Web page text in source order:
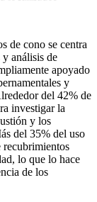
de cono se centra
y análisis de
apoyado
y
del 42% de
investigar la
y los
del 35% del uso
recubrimientos
lo que lo hace
de los